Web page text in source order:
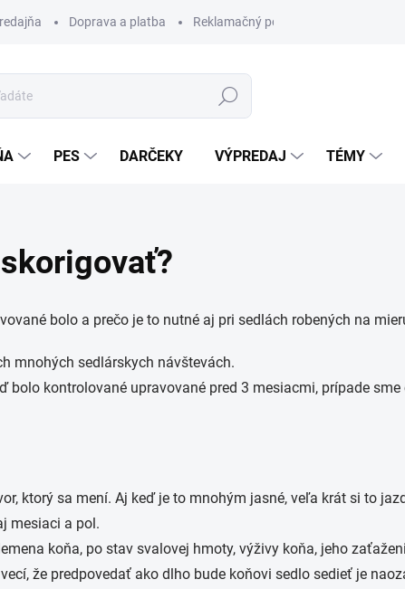
Doprava a platba Reklamačný poriadok
Hľadať
PES DARČEKY VÝPREDAJ TÉMY
bolo a prečo je to nutné aj pri sedlách robených na
mnohých sedlárskych návštevách.
kontrolované upravované pred 3 mesiacmi, prípade
ktorý sa mení. Aj keď je to mnohým jasné, veľa krát si to
mesiaci a pol.
koňa, po stav svalovej hmoty, výživy koňa, jeho
že predpovedať ako dlho bude koňovi sedlo sedieť je